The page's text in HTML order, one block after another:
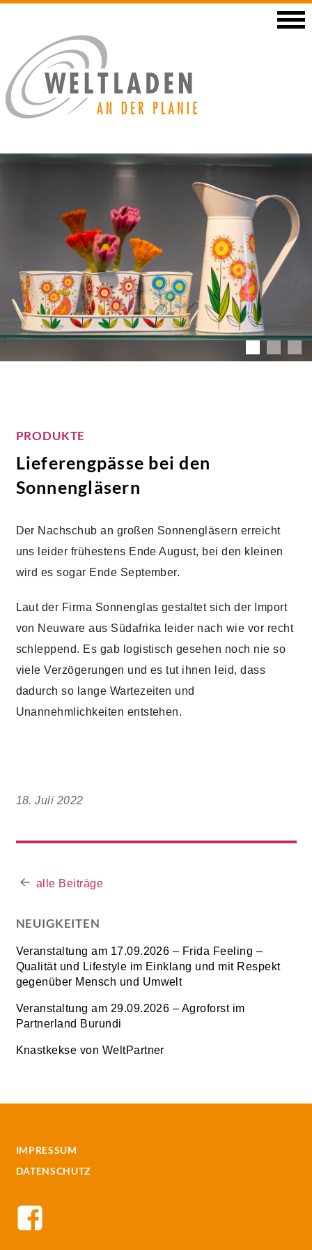
PRODUKTE
Lieferengpässe bei den
Sonnengläsern
Der Nachschub an großen Sonnengläsern erreicht
uns leider frühestens Ende August, bei den kleinen
wird es sogar Ende September.
Laut der Firma Sonnenglas gestaltet sich der Import
von Neuware aus Südafrika leider nach wie vor recht
schleppend. Es gab logistisch gesehen noch nie so
viele Verzögerungen und es tut ihnen leid, dass
dadurch so lange Wartezeiten und
Unannehmlichkeiten entstehen.
18. Juli 2022
alle Beiträge
NEUIGKEITEN
Veranstaltung am 17.09.2026 – Frida Feeling –
Qualität und Lifestyle im Einklang und mit Respekt
gegenüber Mensch und Umwelt
Veranstaltung am 29.09.2026 – Agroforst im
Partnerland Burundi
Knastkekse von WeltPartner
IMPRESSUM
DATENSCHUTZ